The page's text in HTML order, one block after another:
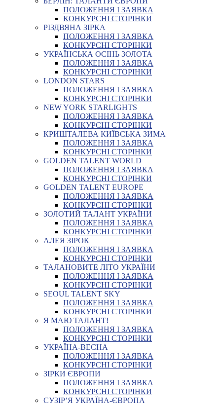
ПОЛОЖЕННЯ І ЗАЯВКА
КОНКУРСНІ СТОРІНКИ
РІЗДВЯНА ЗІРКА
ПОЛОЖЕННЯ І ЗАЯВКА
КОНКУРСНІ СТОРІНКИ
УКРАЇНСЬКА ОСІНЬ ЗОЛОТА
ПОЛОЖЕННЯ І ЗАЯВКА
КОНКУРСНІ СТОРІНКИ
LONDON STARS
ПОЛОЖЕННЯ І ЗАЯВКА
КОНКУРСНІ СТОРІНКИ
NEW YORK STARLIGHTS
ПОЛОЖЕННЯ І ЗАЯВКА
КОНКУРСНІ СТОРІНКИ
КРИШТАЛЕВА КИЇВСЬКА ЗИМА
ПОЛОЖЕННЯ І ЗАЯВКА
КОНКУРСНІ СТОРІНКИ
GOLDEN TALENT WORLD
ПОЛОЖЕННЯ І ЗАЯВКА
КОНКУРСНІ СТОРІНКИ
GOLDEN TALENT EUROPE
ПОЛОЖЕННЯ І ЗАЯВКА
КОНКУРСНІ СТОРІНКИ
ЗОЛОТИЙ ТАЛАНТ УКРАЇНИ
ПОЛОЖЕННЯ І ЗАЯВКА
КОНКУРСНІ СТОРІНКИ
АЛЕЯ ЗІРОК
ПОЛОЖЕННЯ І ЗАЯВКА
КОНКУРСНІ СТОРІНКИ
ТАЛАНОВИТЕ ЛІТО УКРАЇНИ
ПОЛОЖЕННЯ І ЗАЯВКА
КОНКУРСНІ СТОРІНКИ
SEOUL TALENT SKY
ПОЛОЖЕННЯ І ЗАЯВКА
КОНКУРСНІ СТОРІНКИ
Я МАЮ ТАЛАНТ!
ПОЛОЖЕННЯ І ЗАЯВКА
КОНКУРСНІ СТОРІНКИ
УКРАЇНА-ВЕСНА
ПОЛОЖЕННЯ І ЗАЯВКА
КОНКУРСНІ СТОРІНКИ
ЗІРКИ ЄВРОПИ
ПОЛОЖЕННЯ І ЗАЯВКА
КОНКУРСНІ СТОРІНКИ
СУЗІР’Я УКРАЇНА-ЄВРОПА